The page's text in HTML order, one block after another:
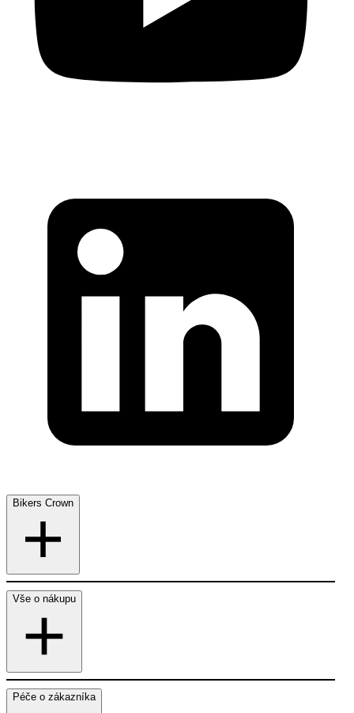
Bikers Crown
Vše o nákupu
Péče o zákazníka